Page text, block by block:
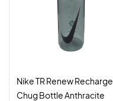
Nike TR Renew Recharge
Chug Bottle Anthracite